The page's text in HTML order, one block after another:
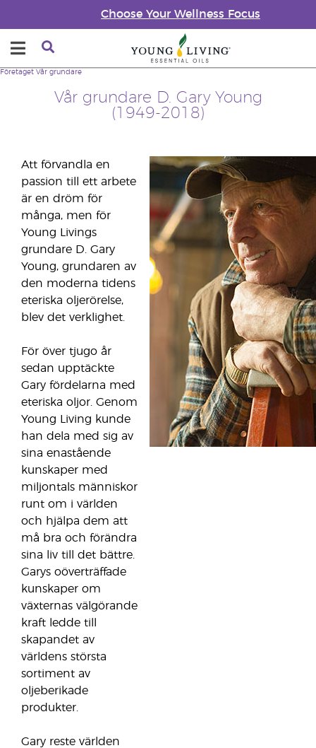
Choose Your Wellness Focus
Vår grundare D. Gary Young
(1949-2018)
Företaget Vår grundare
Att förvandla en
passion till ett arbete
är en dröm för
många, men för
Young Livings
grundare D. Gary
Young, grundaren av
den moderna tidens
eteriska oljerörelse,
blev det verklighet.
För över tjugo år
sedan upptäckte
Gary fördelarna med
eteriska oljor. Genom
Young Living kunde
han dela med sig av
sina enastående
kunskaper med
miljontals människor
runt om i världen
och hjälpa dem att
må bra och förändra
sina liv till det bättre.
Garys oöverträffade
kunskaper om
växternas välgörande
kraft ledde till
skapandet av
världens största
sortiment av
oljeberikade
produkter.
Gary reste världen